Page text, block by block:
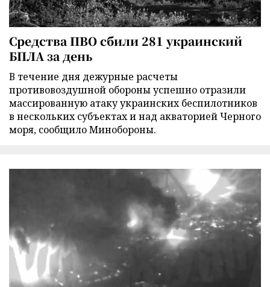
Средства ПВО сбили 281 украинский
БПЛА за день
В течение дня дежурные расчеты
противовоздушной обороны успешно отразили
массированную атаку украинских беспилотников
в нескольких субъектах и над акваторией Черного
моря, сообщило Минобороны.